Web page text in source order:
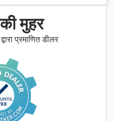
मुहर
प्रमाणित डीलर